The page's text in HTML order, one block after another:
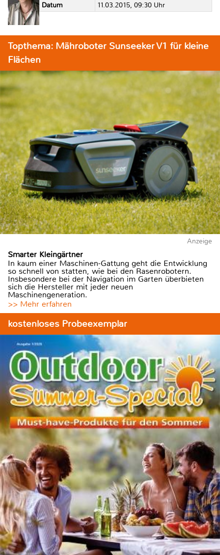
Datum
11.03.2015, 09:30 Uhr
Topthema: Mähroboter Sunseeker V1 für kleine
Flächen
Anzeige
Smarter Kleingärtner
In kaum einer Maschinen-Gattung geht die Entwicklung
so schnell von statten, wie bei den Rasenrobotern.
Insbesondere bei der Navigation im Garten überbieten
sich die Hersteller mit jeder neuen
Maschinengeneration.
>> Mehr erfahren
kostenloses Probeexemplar